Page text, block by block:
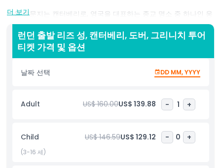
다음 방문지는 캔터베리로, 영국을 대표하는 종교 명소 중 하나인 웅
장한 캔터베리 대성당을 탐험합니다. 수세기 동안 방문객을 매료시
킨 고딕 건축양식과 멋진 스테인드 글라스 창문을 감상하세요.
그다음 해안을 향해 여행하며 영국의 힘과 회복력을 상징하는 극적
뻗어 있는 이 상징적인 백악 절벽은 두 차례 세계대전을 포함한 수세
투어는 해상 유산과 고전적인 강변 경관으로 유명한 그리니치 방문
으로 계속됩니다. 옛 왕립 해군 대학과 같은 명소를 보고, 하루를 마
명한 스카이라인을 독특한 시각에서 감상하세요. 이 투어는 문화, 역
사, 경치를 하루에 모두 경험하고자 하는 분에게 이상적입니다.
더 보기
런던 출발 리즈 성, 캔터베리, 도버, 그리니치 투어
티켓 가격 및 옵션
날짜 선택 DD MM, YYYY
Adult US$ 160.00US$ 139.88 - 1 +
Child US$ 146.59US$ 129.12 - 0 +
(3-16 세)